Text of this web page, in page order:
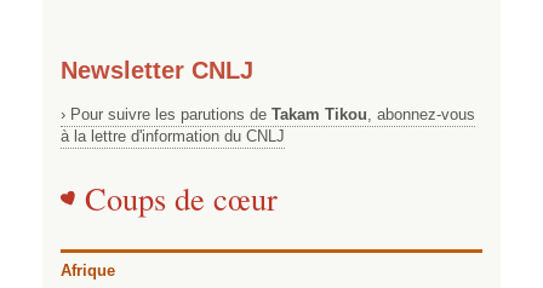
Newsletter CNLJ
› Pour suivre les parutions de Takam Tikou, abonnez-vous
à la lettre d'information du CNLJ
Coups de cœur
Afrique